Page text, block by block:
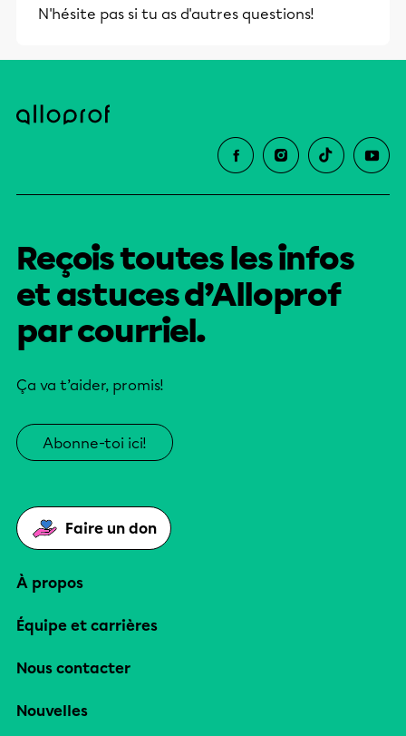
N'hésite pas si tu as d'autres questions!
Reçois toutes les infos
et astuces d’Alloprof
par courriel.
Ça va t’aider, promis!
Abonne-toi ici!
Faire un don
À propos
Équipe et carrières
Nous contacter
Nouvelles